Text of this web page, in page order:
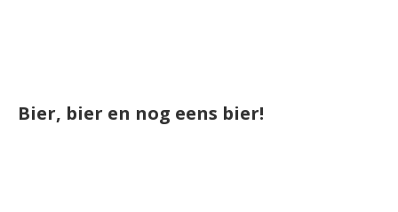
Bier, bier en nog eens bier!